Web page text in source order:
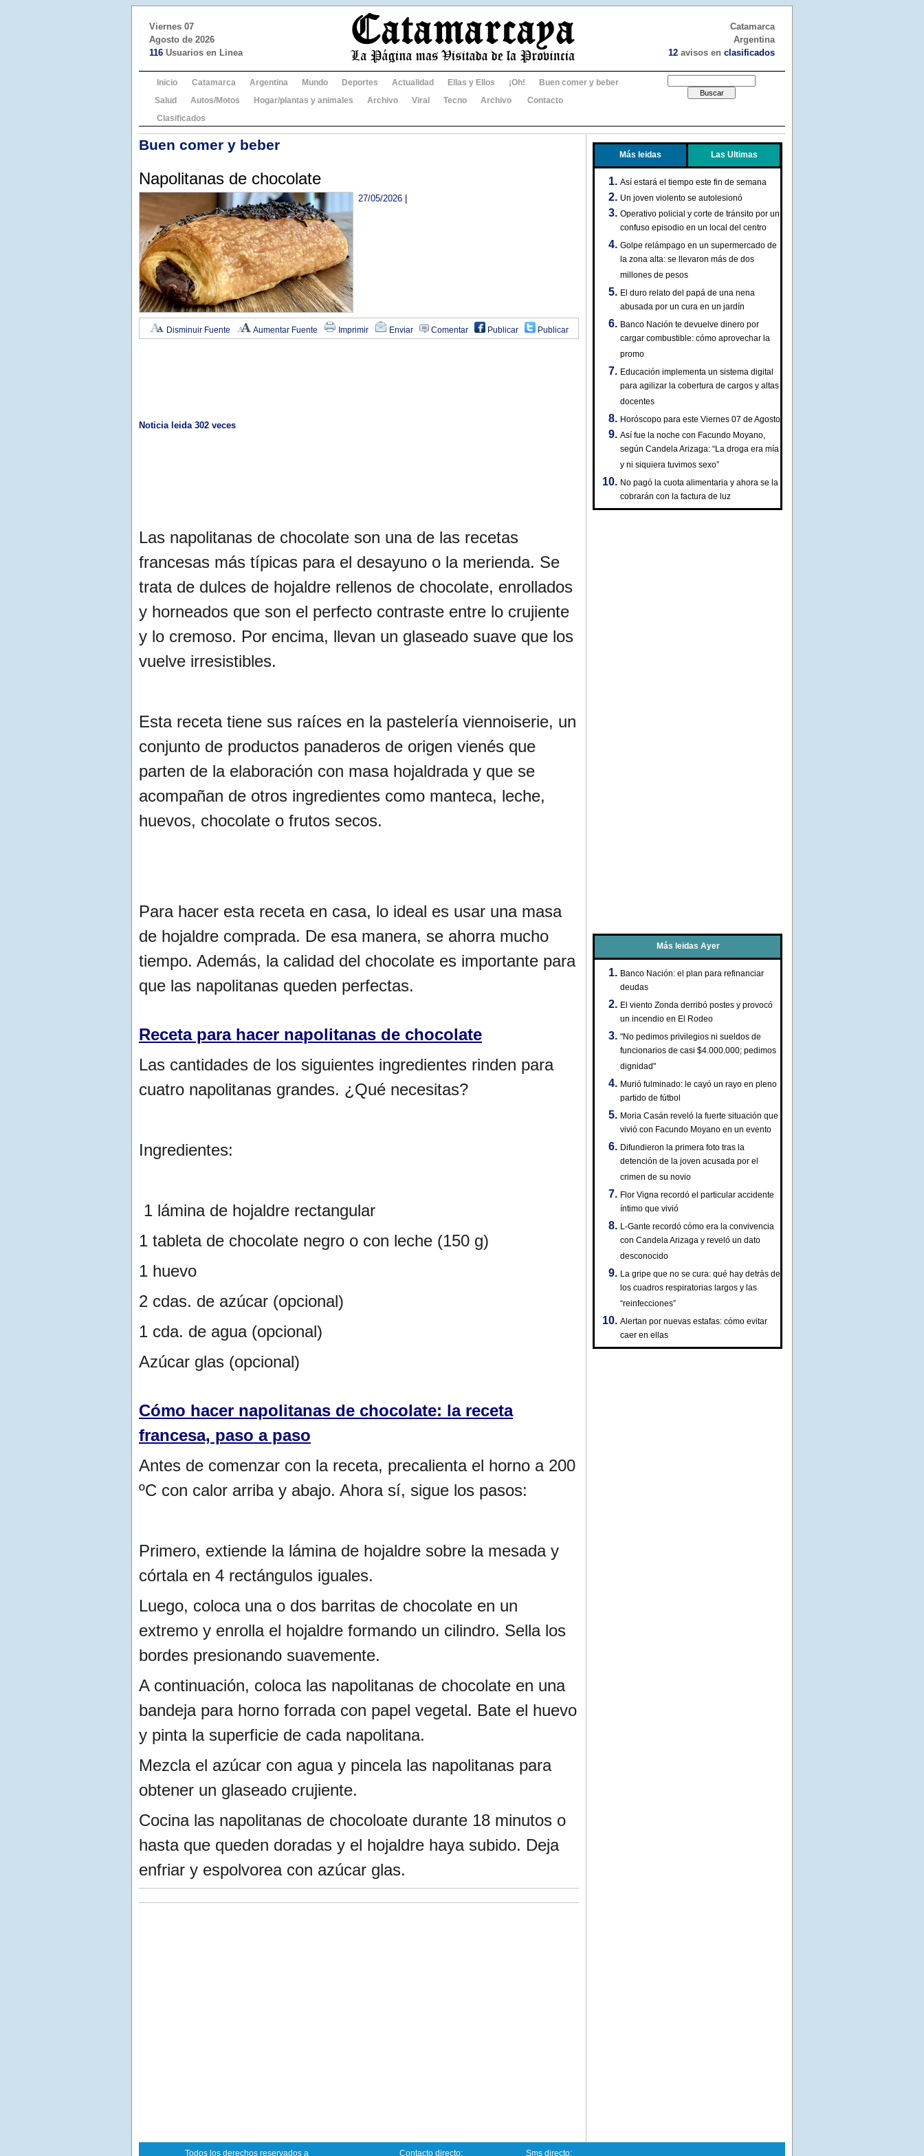
Viernes 07
Agosto de 2026
116 Usuarios en Linea
Catamarca
Argentina
12 avisos en clasificados
Inicio Catamarca Argentina Mundo Deportes Actualidad Ellas y Ellos ¡Oh!
Buen comer y beber
Salud
Autos/Motos Hogar/plantas y animales Archivo Viral Tecno Archivo
Contacto
Clasificados
Buen comer y beber
Napolitanas de chocolate
27/05/2026
Disminuir Fuente Aumentar Fuente Imprimir Enviar Comentar Publicar Publicar
Noticia leida 302 veces
Las napolitanas de chocolate son una de las recetas
francesas más típicas para el desayuno o la merienda. Se
trata de dulces de hojaldre rellenos de chocolate, enrollados
y horneados que son el perfecto contraste entre lo crujiente
y lo cremoso. Por encima, llevan un glaseado suave que los
vuelve irresistibles.
Esta receta tiene sus raíces en la pastelería viennoiserie, un
conjunto de productos panaderos de origen vienés que
parten de la elaboración con masa hojaldrada y que se
acompañan de otros ingredientes como manteca, leche,
huevos, chocolate o frutos secos.
Para hacer esta receta en casa, lo ideal es usar una masa
de hojaldre comprada. De esa manera, se ahorra mucho
tiempo. Además, la calidad del chocolate es importante para
que las napolitanas queden perfectas.
Receta para hacer napolitanas de chocolate
Las cantidades de los siguientes ingredientes rinden para
cuatro napolitanas grandes. ¿Qué necesitas?
Ingredientes:
1 lámina de hojaldre rectangular
1 tableta de chocolate negro o con leche (150 g)
1 huevo
2 cdas. de azúcar (opcional)
1 cda. de agua (opcional)
Azúcar glas (opcional)
Cómo hacer napolitanas de chocolate: la receta
francesa, paso a paso
Antes de comenzar con la receta, precalienta el horno a 200
ºC con calor arriba y abajo. Ahora sí, sigue los pasos:
Primero, extiende la lámina de hojaldre sobre la mesada y
córtala en 4 rectángulos iguales.
Luego, coloca una o dos barritas de chocolate en un
extremo y enrolla el hojaldre formando un cilindro. Sella los
bordes presionando suavemente.
A continuación, coloca las napolitanas de chocolate en una
bandeja para horno forrada con papel vegetal. Bate el huevo
y pinta la superficie de cada napolitana.
Mezcla el azúcar con agua y pincela las napolitanas para
obtener un glaseado crujiente.
Cocina las napolitanas de chocoloate durante 18 minutos o
hasta que queden doradas y el hojaldre haya subido. Deja
enfriar y espolvorea con azúcar glas.
Más leidas Las Ultimas
Así estará el tiempo este fin de semana
Un joven violento se autolesionó
Operativo policial y corte de tránsito por un
confuso episodio en un local del centro
Golpe relámpago en un supermercado de
la zona alta: se llevaron más de dos
millones de pesos
El duro relato del papá de una nena
abusada por un cura en un jardín
Banco Nación te devuelve dinero por
cargar combustible: cómo aprovechar la
promo
Educación implementa un sistema digital
para agilizar la cobertura de cargos y altas
docentes
Horóscopo para este Viernes 07 de Agosto
Así fue la noche con Facundo Moyano,
según Candela Arizaga: “La droga era mía
y ni siquiera tuvimos sexo”
No pagó la cuota alimentaria y ahora se la
cobrarán con la factura de luz
Más leidas Ayer
Banco Nación: el plan para refinanciar
deudas
El viento Zonda derribó postes y provocó
un incendio en El Rodeo
"No pedimos privilegios ni sueldos de
funcionarios de casi $4.000.000; pedimos
dignidad"
Murió fulminado: le cayó un rayo en pleno
partido de fútbol
Moria Casán reveló la fuerte situación que
vivió con Facundo Moyano en un evento
Difundieron la primera foto tras la
detención de la joven acusada por el
crimen de su novio
Flor Vigna recordó el particular accidente
íntimo que vivió
L-Gante recordó cómo era la convivencia
con Candela Arizaga y reveló un dato
desconocido
La gripe que no se cura: qué hay detrás de
los cuadros respiratorias largos y las
“reinfecciones”
Alertan por nuevas estafas: cómo evitar
caer en ellas
Todos los derechos reservados a Contacto directo: Sms directo: